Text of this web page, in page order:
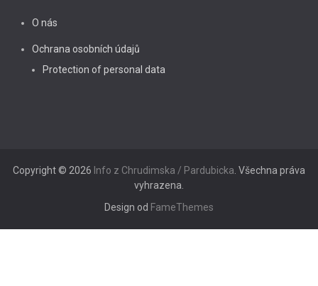
O nás
Ochrana osobních údajů
Protection of personal data
Copyright © 2026 Info z Chrudimska / Pardubicka . Všechna práva
vyhrazena.
Design od FameThemes